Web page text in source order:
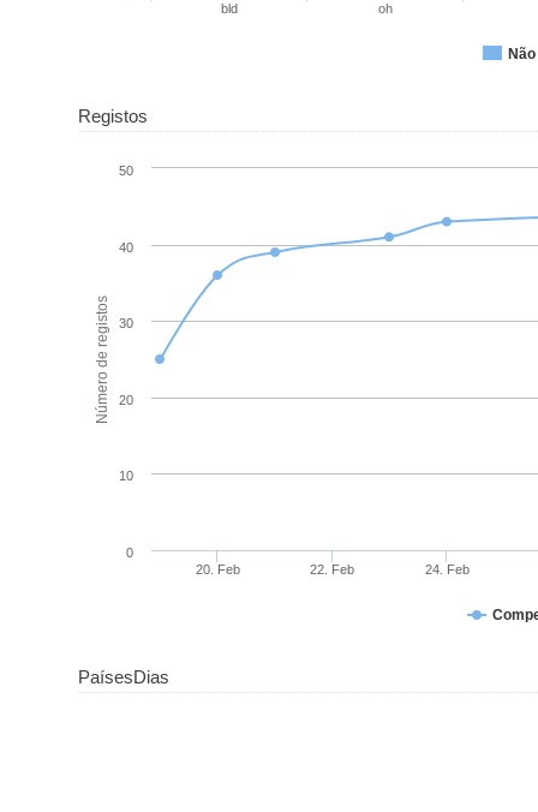
bld oh
Registos
Número de registos
20. Feb 22. Feb 24. Feb
0
10
20
30
40
50
PaísesDias